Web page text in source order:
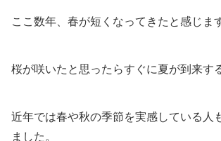
ここ数年、春が短くなってきたと感じま
桜が咲いたと思ったらすぐに夏が到来す
近年では春や秋の季節を実感している人
ました。